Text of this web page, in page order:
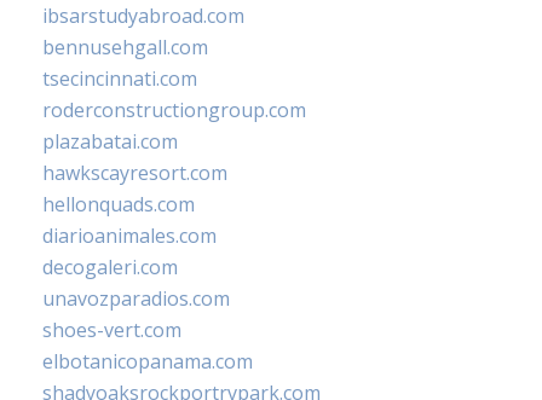
ibsarstudyabroad.com
bennusehgall.com
tsecincinnati.com
roderconstructiongroup.com
plazabatai.com
hawkscayresort.com
hellonquads.com
diarioanimales.com
decogaleri.com
unavozparadios.com
shoes-vert.com
elbotanicopanama.com
shadyoaksrockportrvpark.com